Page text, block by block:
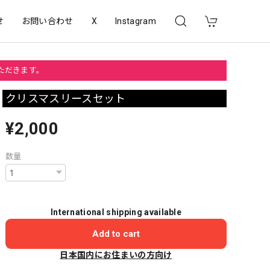
お問い合わせ X Instagram
きます。
クリスマスリースセット
¥2,000
数量
International shipping available
Add to cart
日本国内にお住まいの方向け